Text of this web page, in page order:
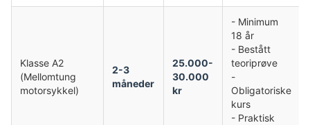
Klasse A2
(Mellomtung
motorsykkel)
2-3
måneder
25.000-
30.000
kr
- Minimum
18 år
- Bestått
teoriprøve
-
Obligatoriske
kurs
- Praktisk